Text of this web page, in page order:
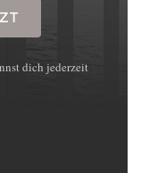
dich jederzeit